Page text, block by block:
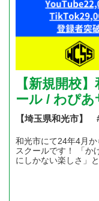
【新規開校
ール / わぴ
【埼玉県和光市】
和光市にて24年4月
スクールです！ 「か
にしかない楽しさ」